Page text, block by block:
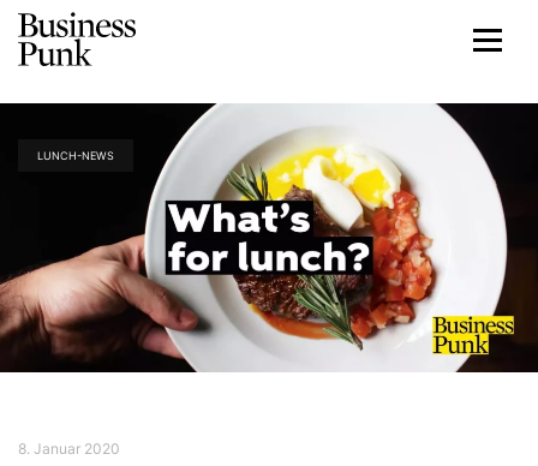
LUNCH-NEWS
8. Januar 2020